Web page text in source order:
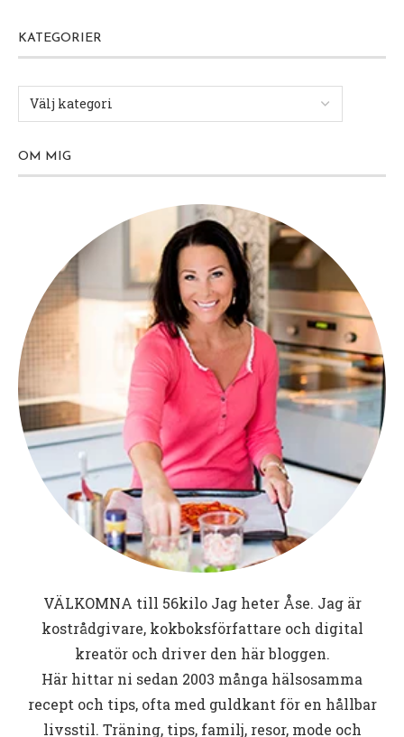
KATEGORIER
OM MIG
VÄLKOMNA till 56kiloJag heter Åse. Jag är
kostrådgivare, kokboksförfattare och digital
kreatör och driver den här bloggen.
Här hittar ni sedan 2003 många hälsosamma
recept och tips, ofta med guldkant för en hållbar
livsstil. Träning, tips, familj, resor, mode och